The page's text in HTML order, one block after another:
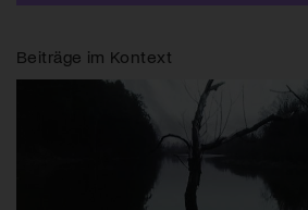
Beiträge im Kontext